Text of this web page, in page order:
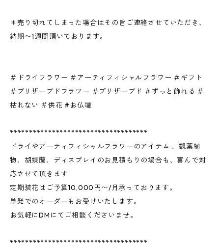
＊売り切れてしまった場合はその旨ご連絡させていただき、
納期〜1週間頂いております。
＃ドライフラワー ＃アーティフィシャルフラワー ＃ギフト
＃プリザーブドフラワー ＃プリザーブド ＃ずっと飾れる ＃
枯れない ＃供花 #お仏壇
************************************
ドライやアーティフィシャルフラワーのアイテム 、観葉植
物、胡蝶蘭、ディスプレイのお見積もりの場合も、喜んで対
応させて頂きます
定期装花はご予算10,000円〜/月承っております。
単発でのオーダーもお受けいたします。
お気軽にDMにてご相談くださいませ。
************************************